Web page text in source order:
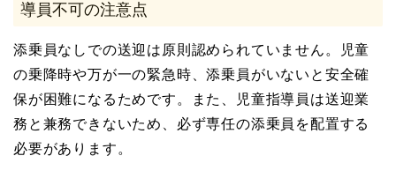
導員不可の注意点
添乗員なしでの送迎は原則認められていません。児童
の乗降時や万が一の緊急時、添乗員がいないと安全確
保が困難になるためです。また、児童指導員は送迎業
務と兼務できないため、必ず専任の添乗員を配置する
必要があります。